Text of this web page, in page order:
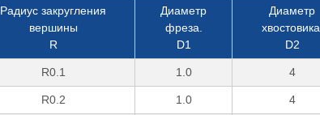
Радиус закругления
вершины
R
Диаметр
фреза.
D1
Диаметр
хвостовика.
D2
R0.1 1.0 4
R0.2 1.0 4